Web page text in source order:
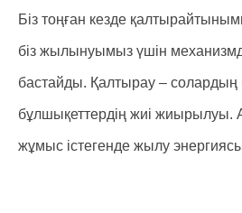
Біз тоңған кезде
біз жылынуымыз үшін
бастайды. Қалтырау – солардың
бұлшықеттердің жиі жиырылуы.
жұмыс істегенде жылу